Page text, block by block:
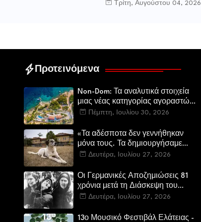
Τρίτη, Αυγούστου 04, 2026
Προτεινόμενα
Non-Dom: Τα αναλυτικά στοιχεία
μιας νέας κατηγορίας αγοραστών
στην ελληνική αγορά πολυτελών
Πέμπτη, Ιουλίου 30, 2026
«Τα αδέσποτα δεν γεννήθηκαν
μόνα τους. Τα δημιουργήσαμε
εμείς.»
Δευτέρα, Ιουλίου 27, 2026
Οι Γερμανικές Αποζημιώσεις 81
χρόνια μετά τη Διάσκεψη του
Πότσνταμ
Δευτέρα, Ιουλίου 27, 2026
13ο Μουσικό Φεστιβάλ Ελάτειας -